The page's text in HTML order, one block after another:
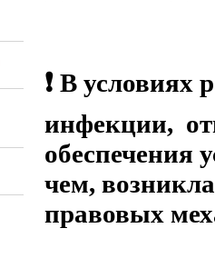
❗ В
инфекции,
обеспечения
чем,
правовых